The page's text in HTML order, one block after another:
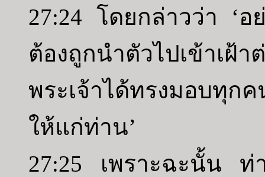
27:24 โดยกล่าวว่า ‘อ
ต้องถูกนำตัวไปเข้า
พระเจ้าได้ทรงมอบทุก
ให้แก่ท่าน’
27:25 เพราะฉะนั้น ท่